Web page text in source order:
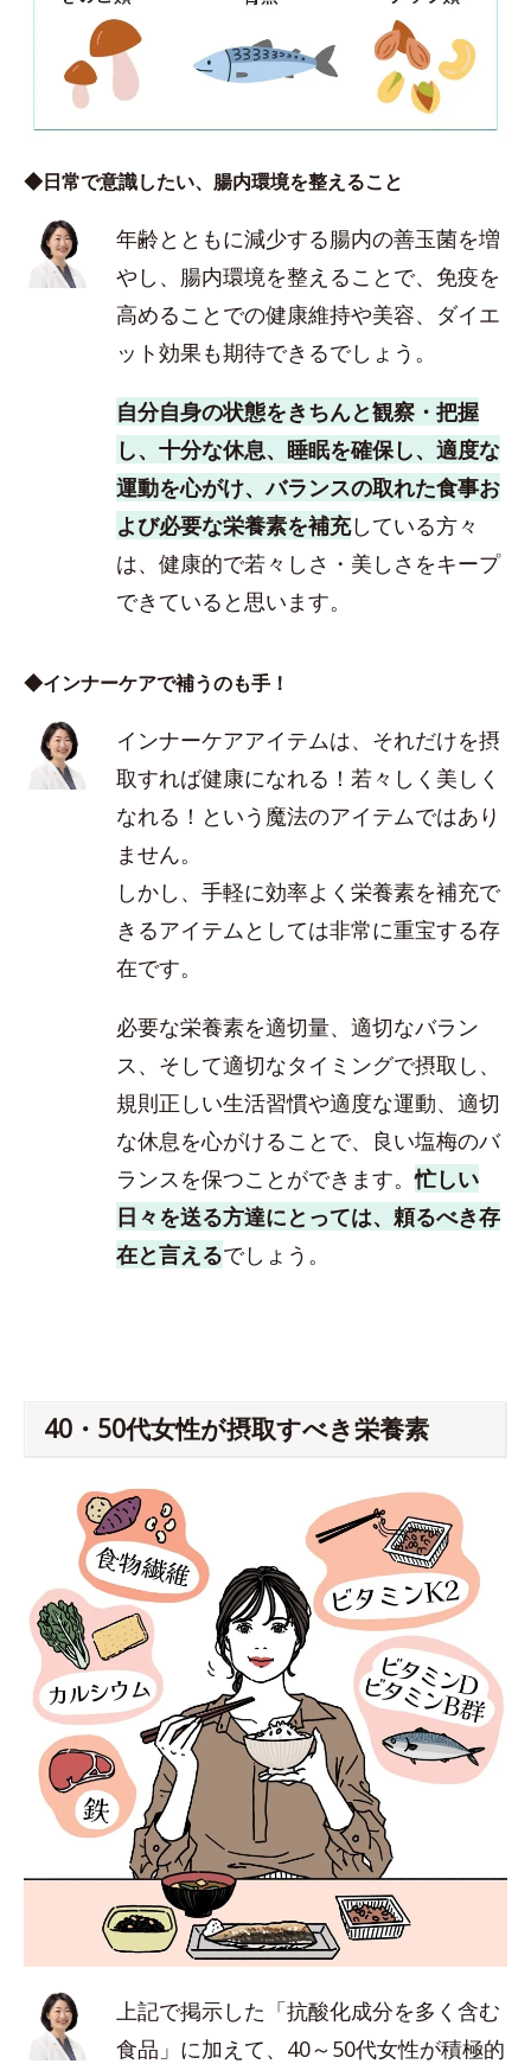
◆日常で意識したい、腸内環境を整えること
年齢とともに減少する腸内の善玉菌を増
やし、腸内環境を整えることで、免疫を
高めることでの健康維持や美容、ダイエ
ット効果も期待できるでしょう。
自分自身の状態をきちんと観察・把握
し、十分な休息、睡眠を確保し、適度な
運動を心がけ、バランスの取れた食事お
よび必要な栄養素を補充している方々
は、健康的で若々しさ・美しさをキープ
できていると思います。
◆インナーケアで補うのも手！
インナーケアアイテムは、それだけを摂
取すれば健康になれる！若々しく美しく
なれる！という魔法のアイテムではあり
ません。
しかし、手軽に効率よく栄養素を補充で
きるアイテムとしては非常に重宝する存
在です。
必要な栄養素を適切量、適切なバラン
ス、そして適切なタイミングで摂取し、
規則正しい生活習慣や適度な運動、適切
な休息を心がけることで、良い塩梅のバ
ランスを保つことができます。忙しい
日々を送る方達にとっては、頼るべき存
在と言えるでしょう。
40・50代女性が摂取すべき栄養素
上記で掲示した「抗酸化成分を多く含む
食品」に加えて、40～50代女性が積極的